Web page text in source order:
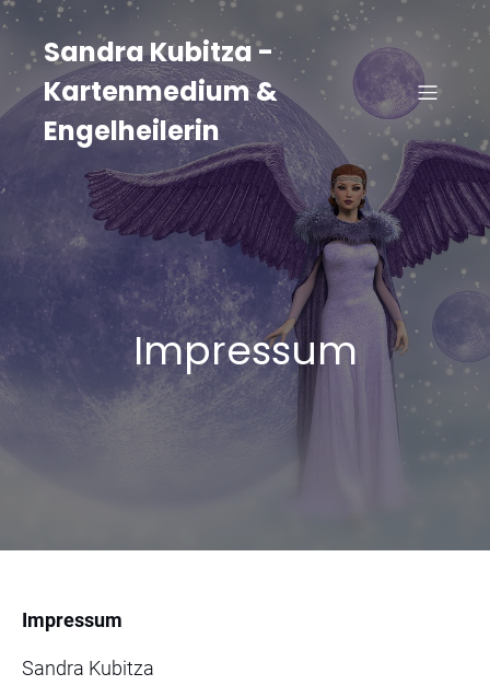
Zum
Inhalt
springenSandra Kubitza -
Kartenmedium &
Engelheilerin
Impressum
Impressum
Sandra Kubitza